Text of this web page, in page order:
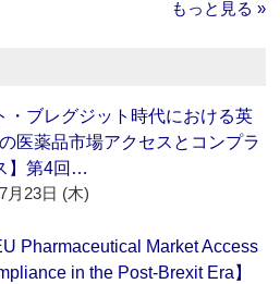
もっと見る »
・ブレグジット時代における英
医薬品市場アクセスとコンプラ
】第4回…
月23日 (木)
Pharmaceutical Market Access
in the Post-Brexit Era】